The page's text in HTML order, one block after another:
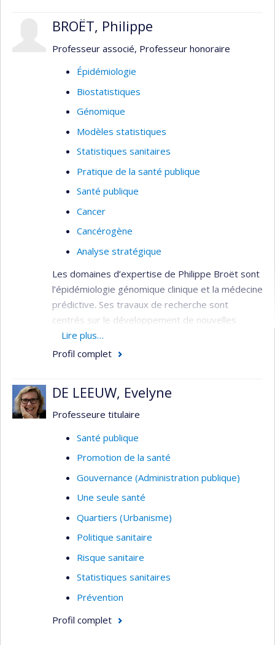
BROËT, Philippe
Professeur associé, Professeur honoraire
Épidémiologie
Biostatistiques
Génomique
Modèles statistiques
Statistiques sanitaires
Pratique de la santé publique
Santé publique
Cancer
Cancérogène
Analyse stratégique
Les domaines d’expertise de Philippe Broët sont
l’épidémiologie génomique clinique et la médecine
prédictive. Ses travaux de recherche sont
centrés sur le développement de nouvelles
stratégies d’analyse adaptées aux études de
génomique dans les maladies multifactorielles.
clinique. Il enseigne également à l’Université
Paris-Sud/Paris-Saclay.
Lire plus…
Profil complet
DE LEEUW, Evelyne
Professeure titulaire
Santé publique
Promotion de la santé
Gouvernance (Administration publique)
Une seule santé
Quartiers (Urbanisme)
Politique sanitaire
Risque sanitaire
Statistiques sanitaires
Prévention
Profil complet